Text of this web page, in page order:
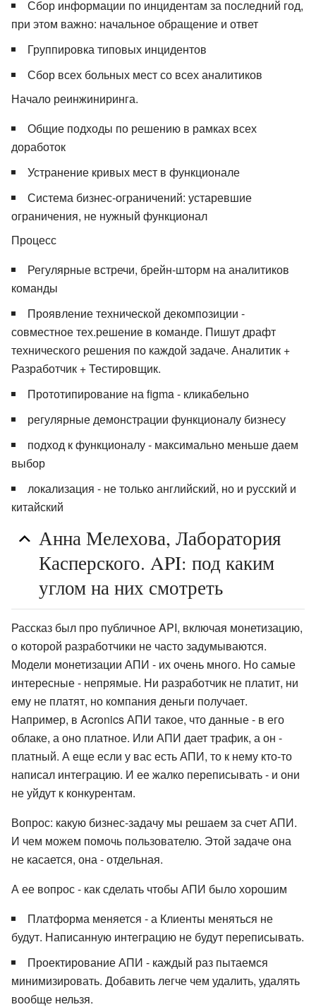
Сбор информации по инцидентам за последний год,
при этом важно: начальное обращение и ответ
Группировка типовых инцидентов
Сбор всех больных мест со всех аналитиков
Начало реинжиниринга.
Общие подходы по решению в рамках всех
доработок
Устранение кривых мест в функционале
Система бизнес-ограничений: устаревшие
ограничения, не нужный функционал
Процесс
Регулярные встречи, брейн-шторм на аналитиков
команды
Проявление технической декомпозиции -
совместное тех.решение в команде. Пишут драфт
технического решения по каждой задаче. Аналитик +
Разработчик + Тестировщик.
Прототипирование на figma - кликабельно
регулярные демонстрации функционалу бизнесу
подход к функционалу - максимально меньше даем
выбор
локализация - не только английский, но и русский и
китайский
Анна Мелехова, Лаборатория
Касперского. API: под каким
углом на них смотреть
Рассказ был про публичное API, включая монетизацию,
о которой разработчики не часто задумываются.
Модели монетизации АПИ - их очень много. Но самые
интересные - непрямые. Ни разработчик не платит, ни
ему не платят, но компания деньги получает.
Например, в Acronics АПИ такое, что данные - в его
облаке, а оно платное. Или АПИ дает трафик, а он -
платный. А еще если у вас есть АПИ, то к нему кто-то
написал интеграцию. И ее жалко переписывать - и они
не уйдут к конкурентам.
Вопрос: какую бизнес-задачу мы решаем за счет АПИ.
И чем можем помочь пользователю. Этой задаче она
не касается, она - отдельная.
А ее вопрос - как сделать чтобы АПИ было хорошим
Платформа меняется - а Клиенты меняться не
будут. Написанную интеграцию не будут переписывать.
Проектирование АПИ - каждый раз пытаемся
минимизировать. Добавить легче чем удалить, удалять
вообще нельзя.